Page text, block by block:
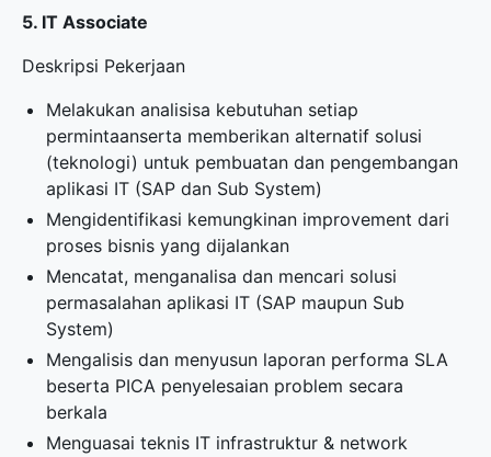
5. IT Associate
Deskripsi Pekerjaan
Melakukan analisisa kebutuhan setiap
permintaanserta memberikan alternatif solusi
(teknologi) untuk pembuatan dan pengembangan
aplikasi IT (SAP dan Sub System)
Mengidentifikasi kemungkinan improvement dari
proses bisnis yang dijalankan
Mencatat, menganalisa dan mencari solusi
permasalahan aplikasi IT (SAP maupun Sub
System)
Mengalisis dan menyusun laporan performa SLA
beserta PICA penyelesaian problem secara
berkala
Menguasai teknis IT infrastruktur & network